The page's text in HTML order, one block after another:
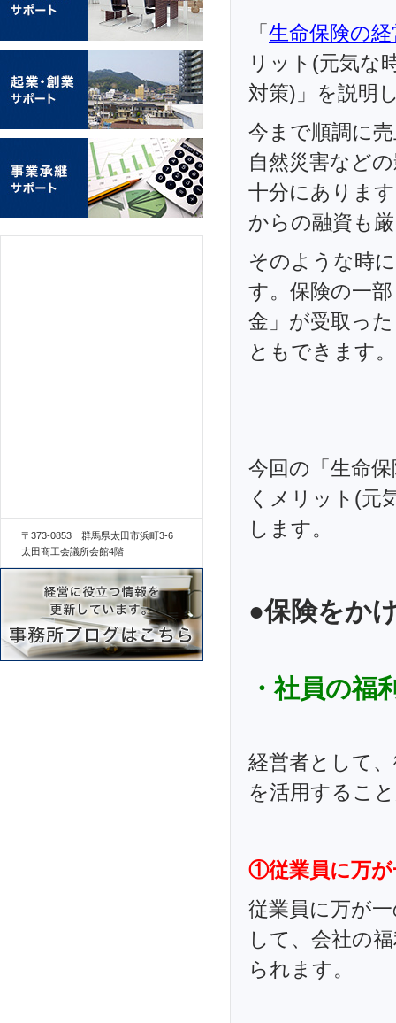
「生命保険の
リット(元気な
対策)」を説明
今まで順調に
自然災害など
十分にありま
からの融資も
そのような時
す。保険の一
金」が受取っ
ともできます。
今回の「生命
くメリット(元
します。
●保険をか
・社員の福
経営者として
を活用するこ
①従業員に万
従業員に万が
して、会社の
られます。
〒373-0853 群馬県太田市浜町3-6
太田商工会議所会館4階